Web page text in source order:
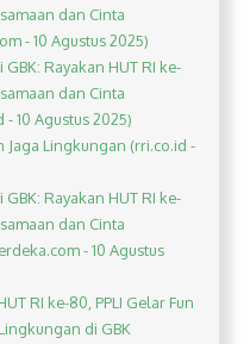
dan Cinta
- 10 Agustus 2025)
GBK: Rayakan HUT RI ke-
dan Cinta
10 Agustus 2025)
Jaga Lingkungan (rri.co.id -
GBK: Rayakan HUT RI ke-
dan Cinta
- 10 Agustus
RI ke-80, PPLI Gelar Fun
di GBK